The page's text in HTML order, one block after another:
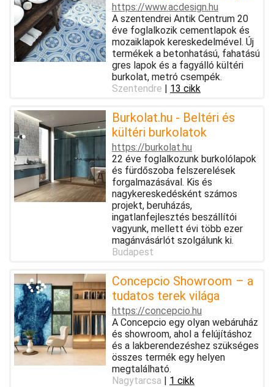
https://www.acdesign.hu
A szentendrei Antik Centrum 20
éve foglalkozik cementlapok és
mozaiklapok kereskedelmével. Új
termékek a betonhatású, fahatású
gres lapok és a fagyálló kültéri
burkolat, metró csempék.
Szentendre | 13 cikk
Burkolat.hu - Beltéri és
kültéri burkolatok
https://burkolat.hu
22 éve foglalkozunk burkolólapok
és fürdőszoba felszerelések
forgalmazásával. Kis és
nagykereskedésként számos
projekt, beruházás,
ingatlanfejlesztés beszállítói
vagyunk, mellett évi több ezer
magánvásárlót szolgálunk ki.
Budapest
Concepcio Showroom – a
tudatos terek világa
https://concepcio.hu
A Concepcio egy olyan webáruház
és showroom, ahol a felújításhoz
és a lakberendezéshez szükséges
összes termék egy helyen
megtalálható.
Nagytarcsa | 1 cikk